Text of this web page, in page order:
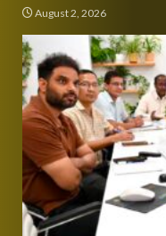
August 2, 2026